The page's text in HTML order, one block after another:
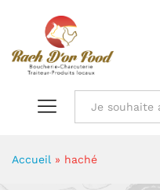
Accueil » haché